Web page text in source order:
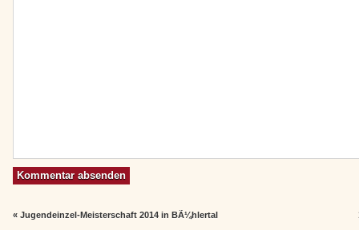
«Jugendeinzel-Meisterschaft 2014 in BÃ¼hlertal